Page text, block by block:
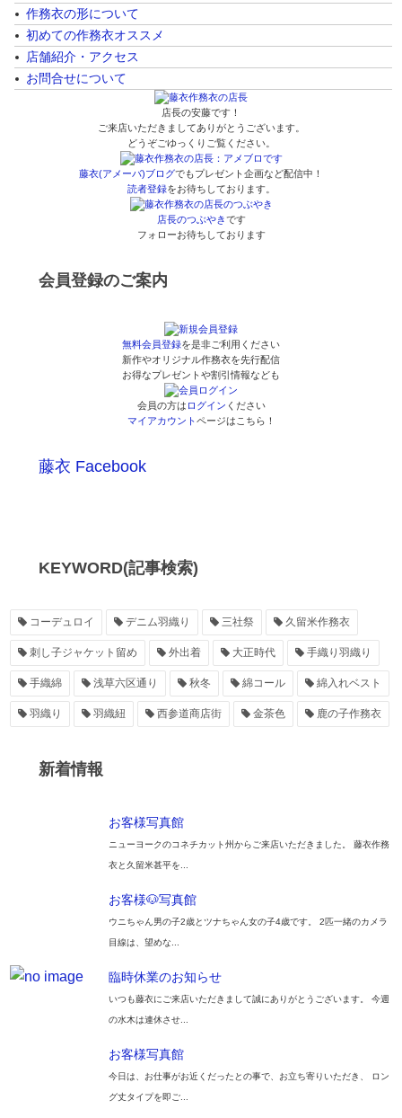
作務衣の形について
初めての作務衣オススメ
店舗紹介・アクセス
お問合せについて
店長の安藤です！
ご来店いただきましてありがとうございます。
どうぞごゆっくりご覧ください。
藤衣(アメーバ)ブログでもプレゼント企画など配信中！
読者登録をお待ちしております。
店長のつぶやきです
フォローお待ちしております
会員登録のご案内
無料会員登録を是非ご利用ください
新作やオリジナル作務衣を先行配信
お得なプレゼントや割引情報なども
会員の方は ログイン ください
マイアカウントページはこちら！
藤衣 Facebook
KEYWORD(記事検索)
コーデュロイ デニム羽織り 三社祭 久留米作務衣
刺し子ジャケット留め 外出着 大正時代 手織り羽織り
手織綿 浅草六区通り 秋冬 綿コール 綿入れベスト
羽織り 羽織紐 西参道商店街 金茶色 鹿の子作務衣
新着情報
お客様写真館
ニューヨークのコネチカット州からご来店いただきました。 藤衣作務
衣と久留米甚平を...
お客様🐶写真館
ウニちゃん男の子2歳とツナちゃん女の子4歳です。 2匹一緒のカメラ
目線は、望めな...
臨時休業のお知らせ
いつも藤衣にご来店いただきまして誠にありがとうございます。 今週
の水木は連休させ...
お客様写真館
今日は、お仕事がお近くだったとの事で、お立ち寄りいただき、 ロン
グ丈タイプを即ご...